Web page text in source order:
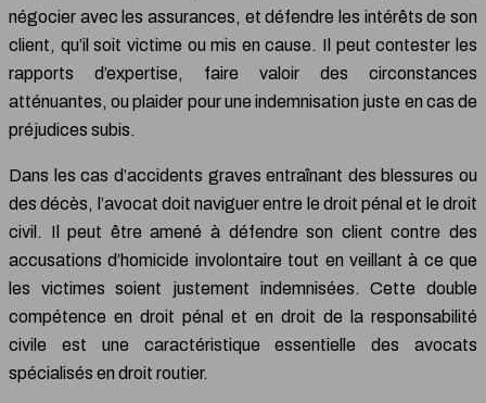
négocier avec les assurances, et défendre les intérêts de son
client, qu’il soit victime ou mis en cause. Il peut contester les
rapports d’expertise, faire valoir des circonstances
atténuantes, ou plaider pour une indemnisation juste en cas de
préjudices subis.
Dans les cas d’accidents graves entraînant des blessures ou
des décès, l’avocat doit naviguer entre le droit pénal et le droit
civil. Il peut être amené à défendre son client contre des
accusations d’homicide involontaire tout en veillant à ce que
les victimes soient justement indemnisées. Cette double
compétence en droit pénal et en droit de la responsabilité
civile est une caractéristique essentielle des avocats
spécialisés en droit routier.